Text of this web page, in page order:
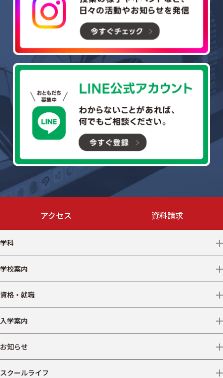
アクセス 資料請求
学科
情報テクノロジー
デザイン
ビジネス
学校案内
学校情報
情報公開
資格・就職
資格
入学案内
募集学科・コース等
お知らせ
ニュース
スクールライフ